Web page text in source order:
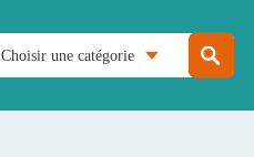
Choisir une catégorie